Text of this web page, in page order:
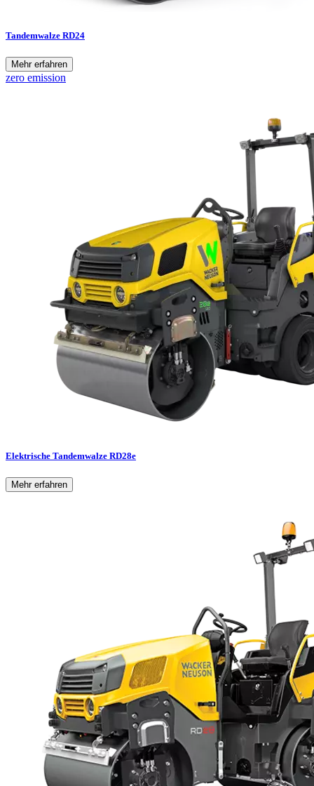
Tandemwalze RD24
Mehr erfahren
zero emission
Elektrische Tandemwalze RD28e
Mehr erfahren